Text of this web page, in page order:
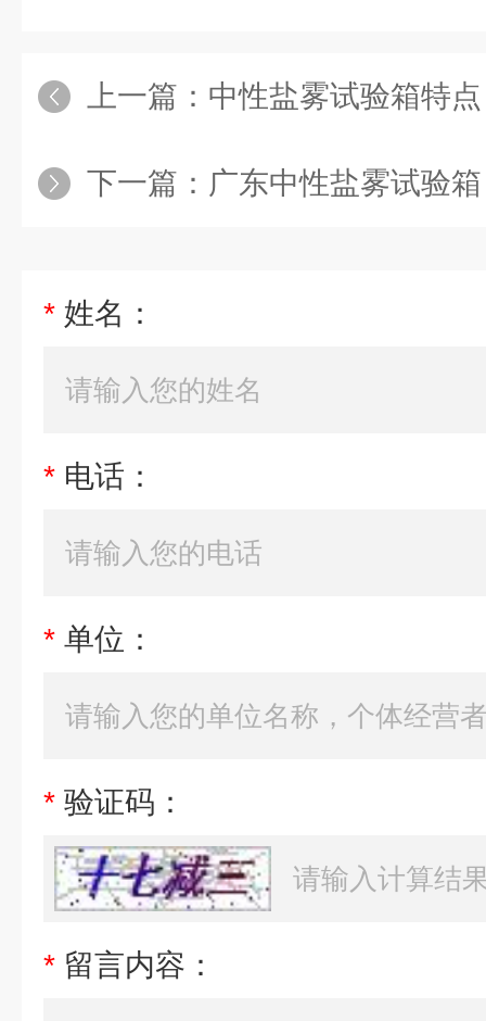
上一篇： 中性盐雾试验箱特点
下一篇： 广东中性盐雾试验箱
* 姓名：
* 电话：
* 单位：
* 验证码：
* 留言内容：